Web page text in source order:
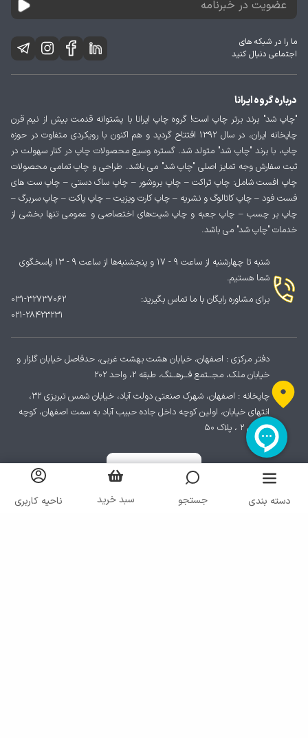
دسته بندی جستجو سبد خرید ناحیه کاربری
ما را در شبکه های
اجتماعی دنبال کنید
درباره گروه ایرانا
"چاپ شد" برند برتر چاپ است! گروه چاپ ایرانا با پشتوانه قدمت بیش از نیم قرن
چاپخانه ایران، در سال 1392 افتتاح گردید و هم اکنون با رویکردی متفاوت در حوزه
چاپ، با برند "چاپ شد" متولد شد. گستره وسیع محصولات چاپ در کنار سهولت در
ثبت سفارش وجه تمایز اصلی "چاپ شد" می باشد. طراحی و چاپ تمامی محصولات
چاپ افست شامل: چاپ تراکت – چاپ بروشور – چاپ ساک دستی – چاپ ست های
فست فود – چاپ کاتالوگ و نشریه – چاپ کارت ویزیت – چاپ پاکت – چاپ سربرگ –
چاپ بر چسب – چاپ جعبه و چاپ شیت‌های اختصاصی و عمومی تنها بخشی از
خدمات "چاپ شد" می باشد.
شنبه تا چهارشنبه از ساعت ۹ - ۱۷ و پنجشنبه‌ها از ساعت ۹ - ۱۳ پاسخگوی
شما هستیم.
برای مشاوره رایگان با ما تماس بگیرید:
031-32737062
021-28423231
دفتر مرکزی : اصفهان، خیابان هشت بهشت غربی، حدفاصل خیابان گلزار و
خیابان ملک، مجــتمع فــرهــنگ، طبقه 2، واحد 202
چاپخانه : اصفهان، شهرک صنعتی دولت آباد، خیابان شمس تبریزی ۳۲،
انتهای خیابان، اولین کوچه داخل جاده حبیب آباد به سمت اصفهان، کوچه
پردیس ۲ ، پلاک ۵۰